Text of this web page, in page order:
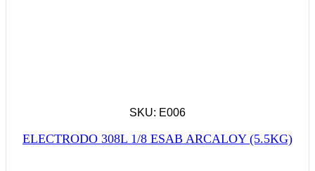
SKU: E006
ELECTRODO 308L 1/8 ESAB ARCALOY (5.5KG)